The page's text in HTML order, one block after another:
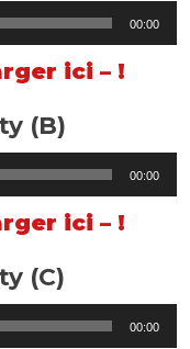
00:00
ici – !
(B)
00:00
ici – !
(C)
00:00